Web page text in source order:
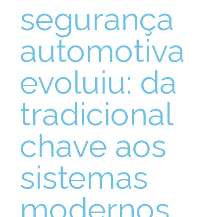
segurança
automotiva
evoluiu: da
tradicional
chave aos
sistemas
modernos